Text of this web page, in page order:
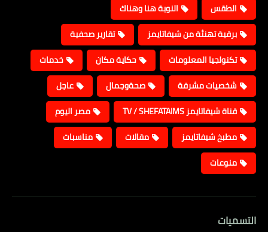
الطقس
النوبة هنا وهناك
برقية تهنئة من شيفاتايمز
تقارير صحفية
تكنولجيا المعلومات
حكاية مكان
خدمات
شخصيات مشرفة
صحةوجمال
عاجل
قناة شيفاتايمز TV / SHEFATAIMS
مصر اليوم
مطبخ شيفاتايمز
مقالات
مناسبات
منوعات
التسميات